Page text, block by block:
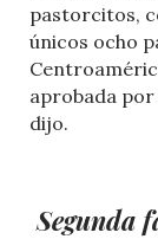
pastorcitos,
únicos ocho
aprobada por
dijo.
Segunda